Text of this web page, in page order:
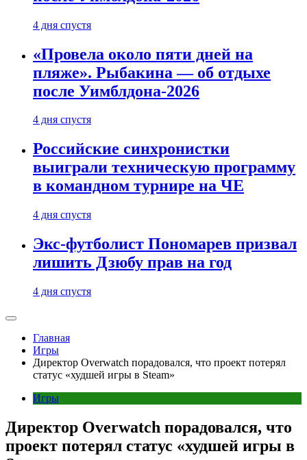
4 дня спустя
«Провела около пяти дней на
пляже». Рыбакина — об отдыхе
после Уимблдона-2026
4 дня спустя
Российские синхронистки
выиграли техническую программу
в командном турнире на ЧЕ
4 дня спустя
Экс-футболист Пономарев призвал
лишить Дзюбу прав на год
4 дня спустя
Главная
Игры
Директор Overwatch порадовался, что проект потерял
статус «худшей игры в Steam»
Игры
Директор Overwatch порадовался, что
проект потерял статус «худшей игры в